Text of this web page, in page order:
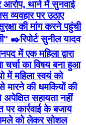
का विषय बना हुआ
में महिला स्वयं को
मारने की धमकियों की
सहायता नहीं
पर कार्रवाई के बजाय
को लेकर सोशल
जांच की मांग कर रहे
आरोपों ने पुलिस
खड़े कर दिए हैं।
महिला दावा कर
मारने की धमकियां दी